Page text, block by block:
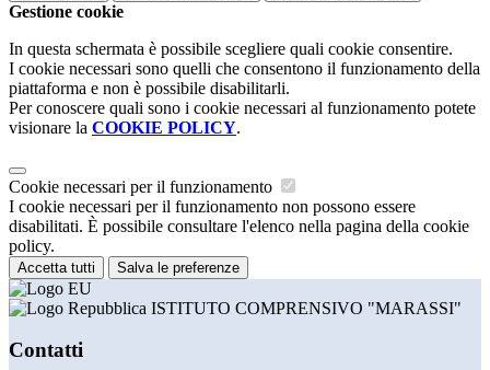
Gestione cookie
In questa schermata è possibile scegliere quali cookie consentire.
I cookie necessari sono quelli che consentono il funzionamento della
piattaforma e non è possibile disabilitarli.
Per conoscere quali sono i cookie necessari al funzionamento potete
visionare la COOKIE POLICY.
Cookie necessari per il funzionamento
I cookie necessari per il funzionamento non possono essere
disabilitati. È possibile consultare l'elenco nella pagina della cookie
policy.
Accetta tutti Salva le preferenze
ISTITUTO COMPRENSIVO "MARASSI"
Contatti